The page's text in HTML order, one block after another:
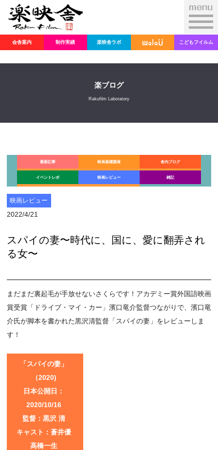
会舎案内 制作実績 楽映舎ラボ こどもフイルム
楽ブログ
Rakufilm Laboratory
最新記事 映画基礎講座 舎内ブログ
イベントレポ 映画レビュー 雑記
映画レビュー
2022/4/21
スパイの妻〜時代に、国に、愛に翻弄され
る女〜
まだまだ裏起毛が手放せないさくらです！アカデミー賞外国語映画
賞受賞「ドライブ・マイ・カー」濱口竜介監督つながりで、濱口竜
介氏が脚本を書かれた黒沢清監督「スパイの妻」をレビューしま
す！
「スパイの妻」
（2020)
日本公開日：
2020/10/16
監督：黒沢 清
キャスト：蒼井優
高橋一生